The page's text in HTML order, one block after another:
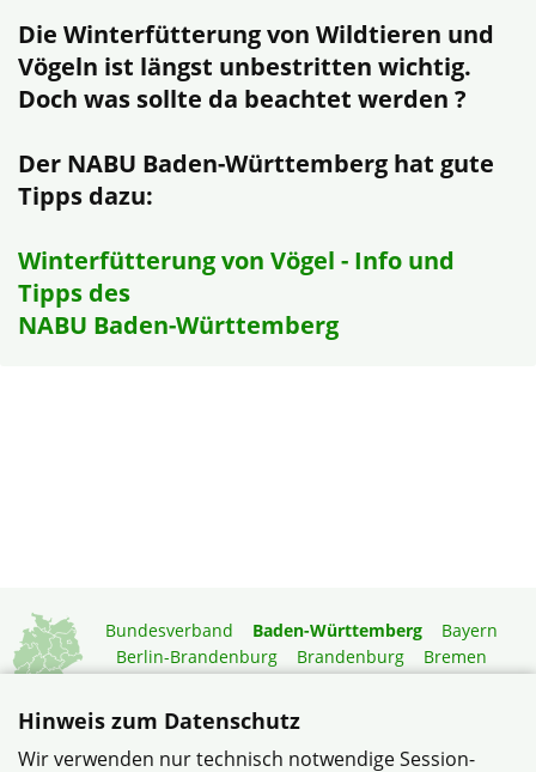
Die Winterfütterung von Wildtieren und
Vögeln ist längst unbestritten wichtig.
Doch was sollte da beachtet werden ?
Der NABU Baden-Württemberg hat gute
Tipps dazu:
Winterfütterung von Vögel - Info und
Tipps des
NABU Baden-Württemberg
Bundesverband Baden-Württemberg
Bayern
Berlin-Brandenburg
Brandenburg
Bremen
Niedersachsen
Rheinland-Pfalz
Saarland
Sachsen-Anhalt
Schleswig-Holstein Thüringen
Hinweis zum Datenschutz
Wir verwenden nur technisch notwendige Session-